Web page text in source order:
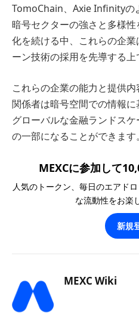
TomoChain、Axie Infinityの
暗号セクターの強さと多様
化を続ける中、これらの企
ーン技術の採用を先導する上
これらの企業の能力と提供
関係者は暗号空間での情報に
グローバルな金融ランドス
の一部になることができます。
MEXCに参加して
人気のトークン、毎日のエアド
な流動性をお楽
新規
MEXC Wiki